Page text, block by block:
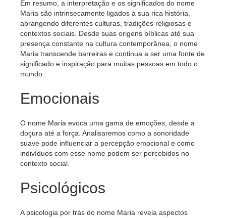
Em resumo, a interpretação e os significados do nome
Maria são intrinsecamente ligados à sua rica história,
abrangendo diferentes culturas, tradições religiosas e
contextos sociais. Desde suas origens bíblicas até sua
presença constante na cultura contemporânea, o nome
Maria transcende barreiras e continua a ser uma fonte de
significado e inspiração para muitas pessoas em todo o
mundo.
Emocionais
O nome Maria evoca uma gama de emoções, desde a
doçura até a força. Analisaremos como a sonoridade
suave pode influenciar a percepção emocional e como
indivíduos com esse nome podem ser percebidos no
contexto social.
Psicológicos
A psicologia por trás do nome Maria revela aspectos